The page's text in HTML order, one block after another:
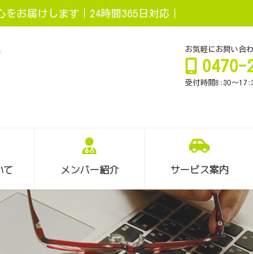
お届けします｜24時間365日対応｜
お気軽にお問い合
0470-
受付時間8:30～
て メンバー紹介 サービス案内